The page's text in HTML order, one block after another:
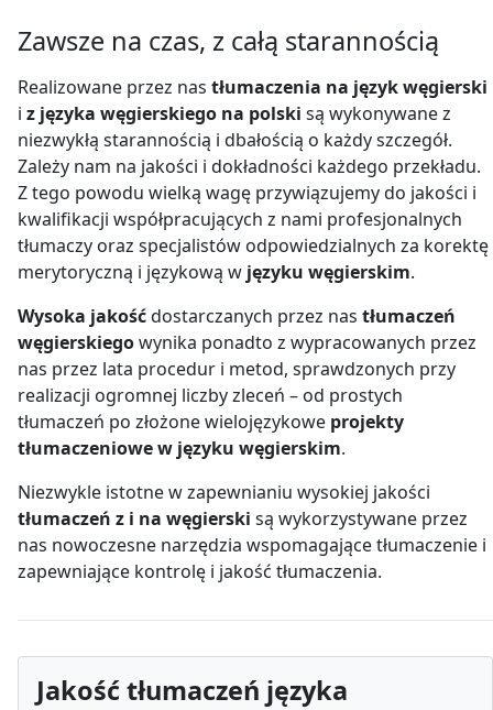
Zawsze na czas, z całą starannością
Realizowane przez nas tłumaczenia na język węgierski
i z języka węgierskiego na polski są wykonywane z
niezwykłą starannością i dbałością o każdy szczegół.
Zależy nam na jakości i dokładności każdego przekładu.
Z tego powodu wielką wagę przywiązujemy do jakości i
kwalifikacji współpracujących z nami profesjonalnych
tłumaczy oraz specjalistów odpowiedzialnych za korektę
merytoryczną i językową w języku węgierskim.
Wysoka jakośćdostarczanych przez nas tłumaczeń
węgierskiegowynika ponadto z wypracowanych przez
nas przez lata procedur i metod, sprawdzonych przy
realizacji ogromnej liczby zleceń – od prostych
tłumaczeń po złożone wielojęzykowe projekty
tłumaczeniowe w języku węgierskim.
Niezwykle istotne w zapewnianiu wysokiej jakości
tłumaczeń z i na węgierski są wykorzystywane przez
nas nowoczesne narzędzia wspomagające tłumaczenie i
zapewniające kontrolę i jakość tłumaczenia.
Jakość tłumaczeń języka